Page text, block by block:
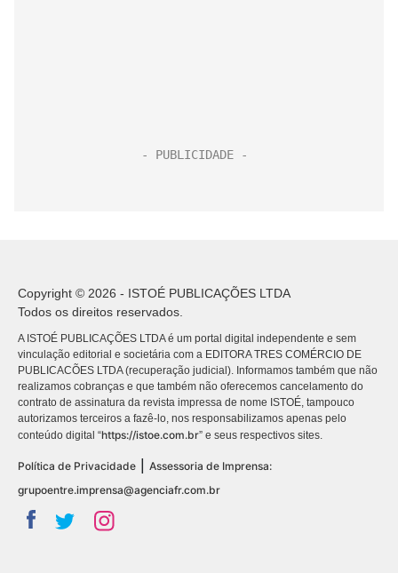
Copyright © 2026 - ISTOÉ PUBLICAÇÕES LTDA
Todos os direitos reservados.
A ISTOÉ PUBLICAÇÕES LTDA é um portal digital independente e sem
vinculação editorial e societária com a EDITORA TRES COMÉRCIO DE
PUBLICACÕES LTDA (recuperação judicial). Informamos também que não
realizamos cobranças e que também não oferecemos cancelamento do
contrato de assinatura da revista impressa de nome ISTOÉ, tampouco
autorizamos terceiros a fazê-lo, nos responsabilizamos apenas pelo
conteúdo digital “https://istoe.com.br” e seus respectivos sites.
Política de Privacidade
Assessoria de Imprensa:
grupoentre.imprensa@agenciafr.com.br